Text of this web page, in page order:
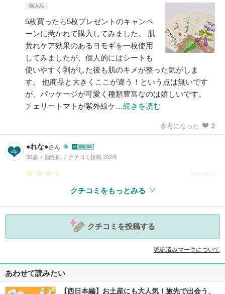
購入品
5枚買ったら5枚プレゼントのキャンペ
ーンに惹かれて購入してみました。 肌
荒れケア効果のあるヨモギを一枚使用
してみましたが、個人的にはシートも
使いやすく剥がした後も肌のキメが整った気がしま
す。 他商品と大きくここが違う！という点は無いです
が、パッケージが可愛く種類豊富なのは嬉しいです。
チェリートマトが紫外線ケ…続きを読む
参考になった 2
●れな●さん
30歳 脂性肌 クチコミ投稿 202件
3 2019/8/5
クチコミをもっとみる
クチコミを投稿する
認証済みマークについて
あわせて読みたい
【西日本編】お土産にも大人気！旅先で出会う、